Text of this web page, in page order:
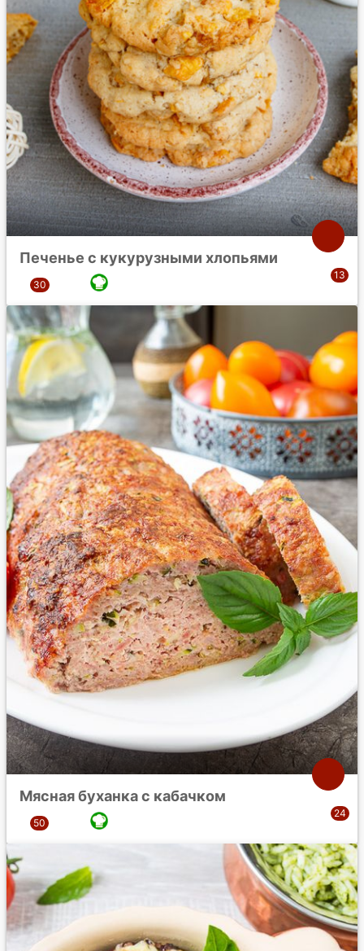
Печенье с кукурузными хлопьями
Мясная буханка с кабачком